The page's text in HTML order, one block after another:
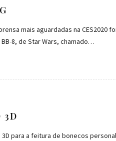
mais aguardadas na CES2020
8, de Star Wars, chamado…
3D
para a feitura de bonecos